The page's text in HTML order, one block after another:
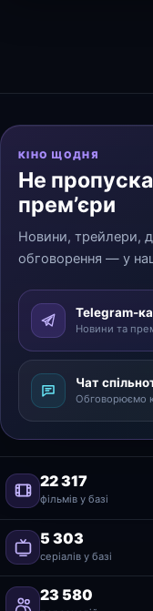
КІНО ЩОДНЯ
Не
прем’єри
Новини, трейлери,
обговорення — у
Telegram-
Новини та
Чат
Обговорюємо
22 317
фільмів у базі
5 303
серіалів у базі
23 580